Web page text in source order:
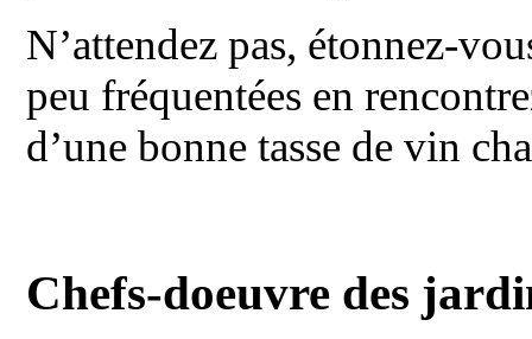
N’attendez pas, étonnez-
peu fréquentées en
d’une bonne tasse de vin
Chefs-doeuvre des